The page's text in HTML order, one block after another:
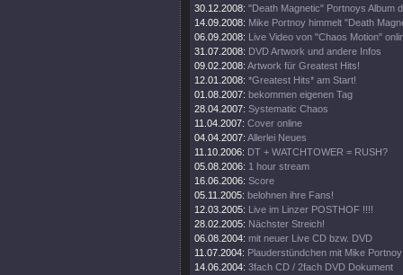
30.12.2008: "Death Magnetic" Portnoys Album
14.09.2008: Mike Portnoy himmelt "Death
06.09.2008: Live Video von "Chaos Motion"
31.07.2008: DVD Artwork und andere Infos
09.02.2008: Artwork für Greatest Hits!
12.01.2008: *Greatest Hits* am Start!
01.08.2007: bekommen eigenen Tag
28.04.2007: Systematic Chaos
11.04.2007: Cover online
04.04.2007: Allerlei Neues
11.10.2006: DT + WATCHTOWER = RUSH?
05.08.2006: 1 hour stream
16.06.2006: Score
05.11.2005: belohnen ihre Fans!
12.03.2005: Live im Linzer POSTHOF !!!!
28.02.2005: Nächster Streich!
06.08.2004: mit neuer Live CD bzw. DVD
11.07.2004: Plauderstündchen mit Mike Portnoy
14.06.2004: 3fach CD / 2fach DVD Dokument